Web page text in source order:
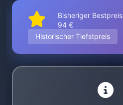
Bisheriger Bestpreis
94 €
Historischer Tiefstpreis